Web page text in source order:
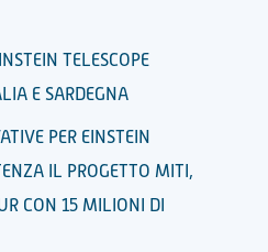
TELESCOPE
E SARDEGNA
PER EINSTEIN
IL PROGETTO MITI,
CON 15 MILIONI DI